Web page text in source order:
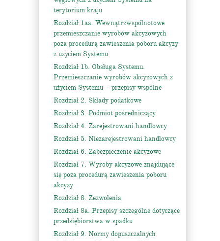
terytorium kraju
Rozdział 1aa. Wewnątrzwspólnotowe
przemieszczanie wyrobów akcyzowych
poza procedurą zawieszenia poboru akcyzy
z użyciem Systemu
Rozdział 1b. Obsługa Systemu.
Przemieszczanie wyrobów akcyzowych z
użyciem Systemu – przepisy wspólne
Rozdział 2. Składy podatkowe
Rozdział 3. Podmiot pośredniczący
Rozdział 4. Zarejestrowani handlowcy
Rozdział 5. Niezarejestrowani handlowcy
Rozdział 6. Zabezpieczenie akcyzowe
Rozdział 7. Wyroby akcyzowe znajdujące
się poza procedurą zawieszenia poboru
akcyzy
Rozdział 8. Zezwolenia
Rozdział 8a. Przepisy szczególne dotyczące
przedsiębiorstwa w spadku
Rozdział 9. Normy dopuszczalnych